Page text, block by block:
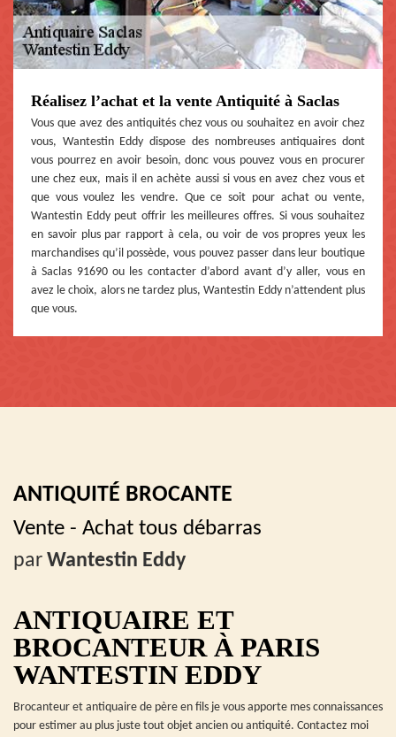
Réalisez l’achat et la vente Antiquité à Saclas
Vous que avez des antiquités chez vous ou souhaitez en avoir chez
vous, Wantestin Eddy dispose des nombreuses antiquaires dont
vous pourrez en avoir besoin, donc vous pouvez vous en procurer
une chez eux, mais il en achète aussi si vous en avez chez vous et
que vous voulez les vendre. Que ce soit pour achat ou vente,
Wantestin Eddy peut offrir les meilleures offres. Si vous souhaitez
en savoir plus par rapport à cela, ou voir de vos propres yeux les
marchandises qu’il possède, vous pouvez passer dans leur boutique
à Saclas 91690 ou les contacter d’abord avant d’y aller, vous en
avez le choix, alors ne tardez plus, Wantestin Eddy n’attendent plus
que vous.
ANTIQUITÉ BROCANTE
Vente - Achat tous débarras
par Wantestin Eddy
ANTIQUAIRE ET
BROCANTEUR À PARIS
WANTESTIN EDDY
Brocanteur et antiquaire de père en fils je vous apporte mes connaissances
pour estimer au plus juste tout objet ancien ou antiquité. Contactez moi